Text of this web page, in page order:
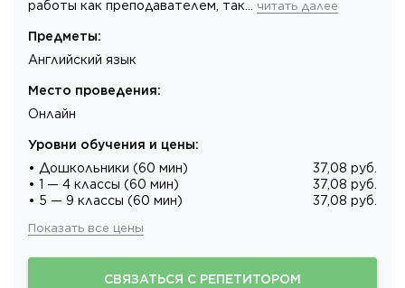
работы как преподавателем, так… читать далее
Предметы:
Английский язык
Место проведения:
Онлайн
Уровни обучения и цены:
• Дошкольники (60 мин)
37,08 руб.
• 1 — 4 классы (60 мин)
37,08 руб.
• 5 — 9 классы (60 мин)
37,08 руб.
Показать все цены
СВЯЗАТЬСЯ С РЕПЕТИТОРОМ